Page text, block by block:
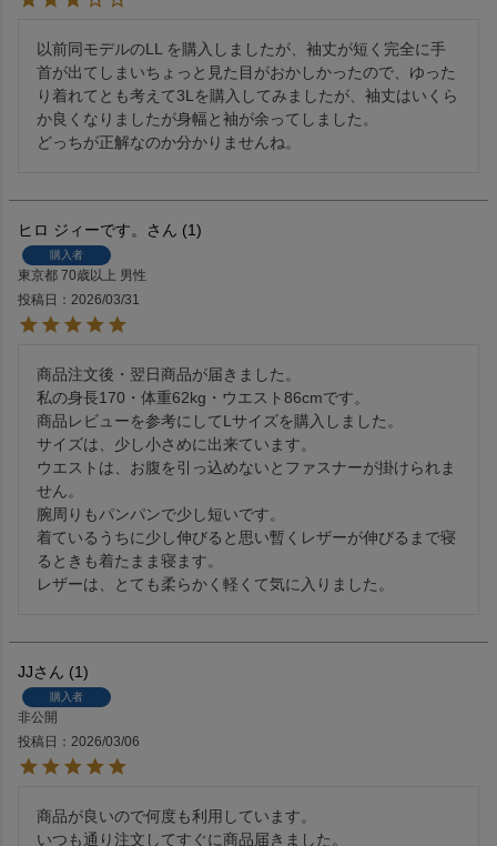
以前同モデルのLL を購入しましたが、袖丈が短く完全に手
首が出てしまいちょっと見た目がおかしかったので、ゆった
り着れてとも考えて3Lを購入してみましたが、袖丈はいくら
か良くなりましたが身幅と袖が余ってしました。
どっちが正解なのか分かりませんね。
ヒロ ジィーです。 1
購入者
東京都 70歳以上 男性
投稿日
2026/03/31
商品注文後・翌日商品が届きました。
私の身長170・体重62kg・ウエスト86cmです。
商品レビューを参考にしてLサイズを購入しました。
サイズは、少し小さめに出来ています。
ウエストは、お腹を引っ込めないとファスナーが掛けられま
せん。
腕周りもパンパンで少し短いです。
着ているうちに少し伸びると思い暫くレザーが伸びるまで寝
るときも着たまま寝ます。
レザーは、とても柔らかく軽くて気に入りました。
JJ 1
購入者
非公開
投稿日
2026/03/06
商品が良いので何度も利用しています。
いつも通り注文してすぐに商品届きました。